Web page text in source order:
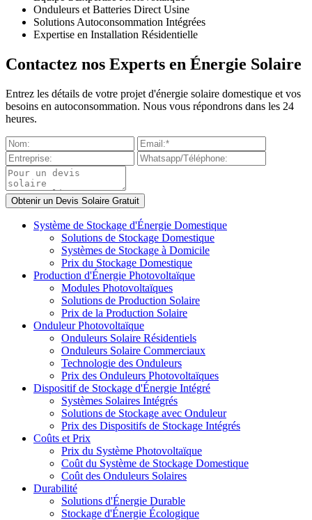
Onduleurs et Batteries Direct Usine
Solutions Autoconsommation Intégrées
Expertise en Installation Résidentielle
Contactez nos Experts en Énergie Solaire
Entrez les détails de votre projet d'énergie solaire domestique et vos
besoins en autoconsommation. Nous vous répondrons dans les 24
heures.
Système de Stockage d'Énergie Domestique
Solutions de Stockage Domestique
Systèmes de Stockage à Domicile
Prix du Stockage Domestique
Production d'Énergie Photovoltaïque
Modules Photovoltaïques
Solutions de Production Solaire
Prix de la Production Solaire
Onduleur Photovoltaïque
Onduleurs Solaire Résidentiels
Onduleurs Solaire Commerciaux
Technologie des Onduleurs
Prix des Onduleurs Photovoltaïques
Dispositif de Stockage d'Énergie Intégré
Systèmes Solaires Intégrés
Solutions de Stockage avec Onduleur
Prix des Dispositifs de Stockage Intégrés
Coûts et Prix
Prix du Système Photovoltaïque
Coût du Système de Stockage Domestique
Coût des Onduleurs Solaires
Durabilité
Solutions d'Énergie Durable
Stockage d'Énergie Écologique